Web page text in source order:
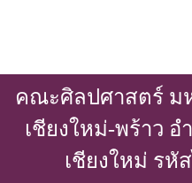
คณะศิลปศาสตร์ ม
เชียงใหม่-พร้าว อ
เชียงใหม่ รหั